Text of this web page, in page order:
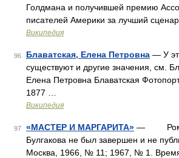
Голдмана и получившей премию
писателей Америки за лучший
Википедия
96 Блаватская, Елена Петровна — У
существуют и другие значения, см.
Елена Петровна Блаватская
1877 …
Википедия
97 «МАСТЕР И МАРГАРИТА» —
Булгакова не был завершен и не
Москва, 1966, № 11; 1967, № 1.